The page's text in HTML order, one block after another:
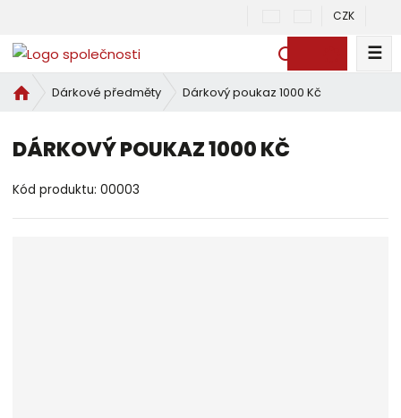
CZK
y
h
☰
v
d
í
Dárkové předměty Dárkový poukaz 1000 Kč
DÁRKOVÝ POUKAZ 1000 KČ
Kód produktu:00003